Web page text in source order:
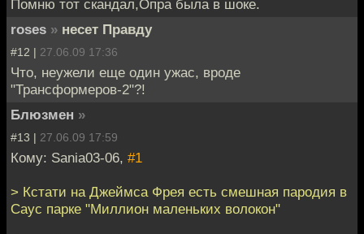
Помню тот скандал,Опра была в шоке.
roses » несет Правду
#12 | 27.06.09 17:36
Что, неужели еще один ужас, вроде
"Трансформеров-2"?!
Блюзмен »
#13 | 27.06.09 17:59
Кому: Sania03-06, #1
> Кстати на Джеймса Фрея есть смешная пародия в
Саус парке "Миллион маленьких волокон"